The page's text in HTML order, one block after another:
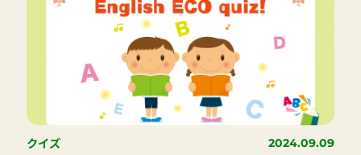
クイズ 2024.09.09